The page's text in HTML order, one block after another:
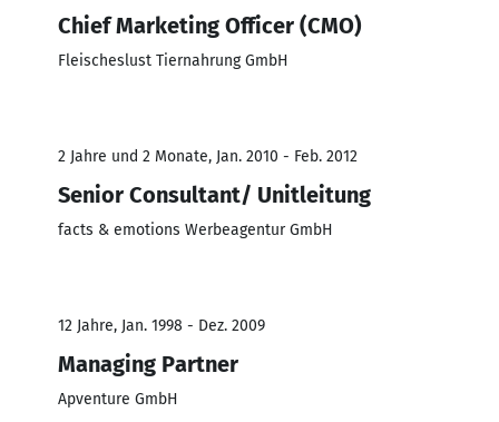
Chief Marketing Officer (CMO)
Fleischeslust Tiernahrung GmbH
2 Jahre und 2 Monate, Jan. 2010 - Feb. 2012
Senior Consultant/ Unitleitung
facts & emotions Werbeagentur GmbH
12 Jahre, Jan. 1998 - Dez. 2009
Managing Partner
Apventure GmbH